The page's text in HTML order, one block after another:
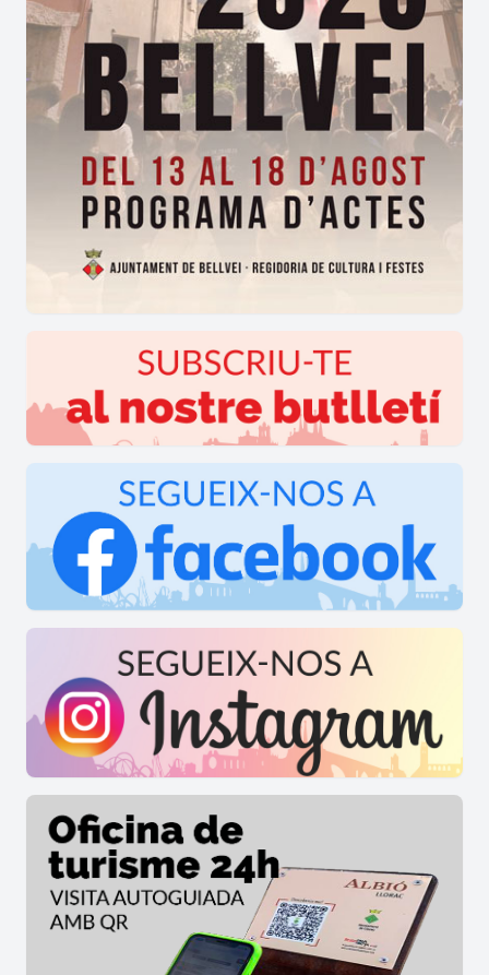
cirurgians navals. Virgili passa 4 mesos a Madrid
per presentar el projecte a la Cort d’on ha de
sortir l’ordre de nomenar-lo director amb la
capacitat de designar els catedràtics. Aprofitant
el Col·legi de Practicants que havia fundat
Lacomba, Virgili posa en funcionament la nova
institució acadèmica a principis de 1749 i la dota
d’un professorat excel·lent format als millors
centres europeus. El nou Col·legi de Cadis
disposa, també, dels millors i més nous recursos,
El 1754, Ferran VI nomena Pere Virgili cirurgià
primer de la Reial Cambra i Alcalde Major
Carles III, el seu successor, l'autoritza a crear un
Col·legi semblant al de Cadis per formar
cirurgians militars a Barcelona. El Reial Col·legi
de Barcelona s’inaugura el 1764. A partir
d’aquest moment, Virgili exerceix entre
Barcelona, Cadis i Madrid com a cirurgià de
cambra de Ferran VI i, després, de Carles III. A
partir del 1770, Virgili viu definitivament a
Barcelona on, malalt en els darrers temps, mor el
1776 i és enterrat al Convent dels Caputxins de
la Portaferrissa."
Al Museu podem trobar des d'exposiciosn
d'utensilis dels oficis menestrals que hi havia a
Vilallonga del Camp quan va néixer Pere Virgili
(aiguardentet, teixidor...) finsmostres d'utensilis
d'un cirurgià de l'època, així com escrits